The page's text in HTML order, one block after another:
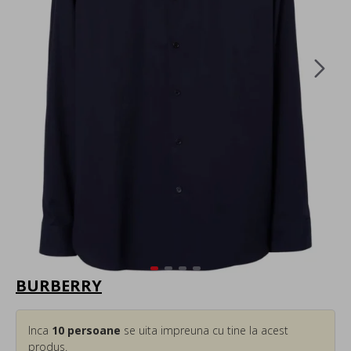
BURBERRY
Inca 10 persoane se uita impreuna cu tine la acest
produs.